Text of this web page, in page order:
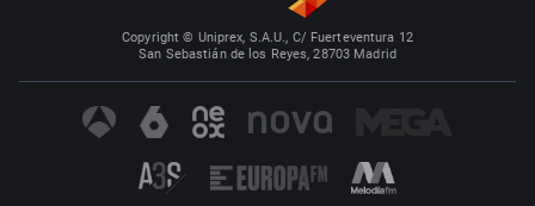
Copyright © Uniprex, S.A.U., C/ Fuerteventura 12
San Sebastián de los Reyes, 28703 Madrid